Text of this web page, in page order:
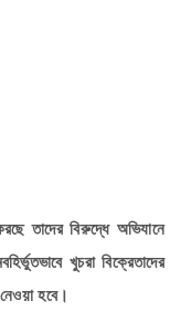
তাদের বিরুদ্ধে অভিযানে
খুচরা বিক্রেতাদের
হবে।